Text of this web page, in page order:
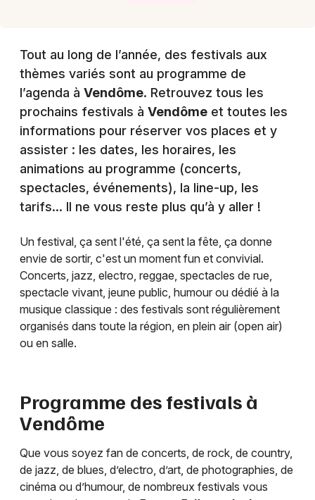
Tout au long de l’année, des festivals aux
thèmes variés sont au programme de
l’agenda à Vendôme. Retrouvez tous les
prochains festivals à Vendôme et toutes les
informations pour réserver vos places et y
assister : les dates, les horaires, les
animations au programme (concerts,
spectacles, événements), la line-up, les
tarifs… Il ne vous reste plus qu’à y aller !
Un festival, ça sent l'été, ça sent la fête, ça donne
envie de sortir, c'est un moment fun et convivial.
Concerts, jazz, electro, reggae, spectacles de rue,
spectacle vivant, jeune public, humour ou dédié à la
musique classique : des festivals sont régulièrement
organisés dans toute la région, en plein air (open air)
ou en salle.
Programme des festivals à
Vendôme
Que vous soyez fan de concerts, de rock, de country,
de jazz, de blues, d’electro, d’art, de photographies, de
cinéma ou d’humour, de nombreux festivals vous